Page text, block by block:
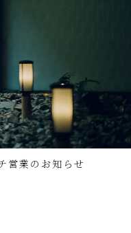
営業のお知らせ